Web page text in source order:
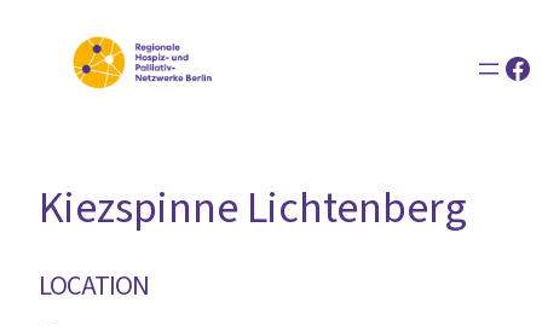
springen
Kiezspinne Lichtenberg
LOCATION